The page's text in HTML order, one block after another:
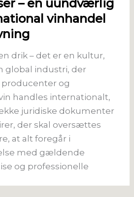
– en uundværlig
vinhandel
drik – det er en kultur,
global industri, der
og
handles internationalt,
juridiske dokumenter
der skal oversættes
at alt foregår i
med gældende
og professionelle